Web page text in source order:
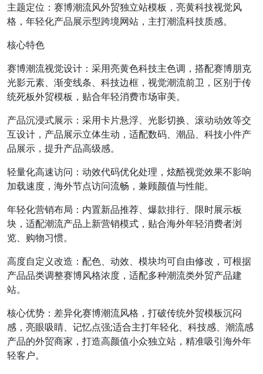
主题定位：赛博潮流风外贸独立站模板，亮黄科技视觉风
格，年轻化产品展示型跨境网站，主打潮流科技质感。
核心特色
赛博潮流视觉设计：采用亮黄色科技主色调，搭配赛博朋克
光影元素、渐变线条、科技边框，视觉潮流前卫，区别于传
统死板外贸模板，贴合年轻消费市场审美。
产品沉浸式展示：采用卡片悬浮、光影切换、滚动动效等交
互设计，产品展示立体生动，适配数码、潮品、科技小件产
品展示，提升产品高级感。
轻量化高速访问：动效代码优化处理，炫酷视觉效果不影响
加载速度，海外节点访问流畅，兼顾颜值与性能。
年轻化营销布局：内置新品推荐、爆款排行、限时展示板
块，适配潮流产品上新营销模式，贴合海外年轻消费者浏
览、购物习惯。
高度自定义改造：配色、动效、模块均可自由修改，可根据
产品品类调整赛博风格浓度，适配多种潮流类外贸产品建
站。
核心优势：差异化赛博潮流风格，打破传统外贸模板沉闷
感，亮眼吸睛、记忆点强;适合主打年轻化、科技感、潮流感
产品的外贸商家，打造高颜值小众独立站，精准吸引海外年
轻客户。